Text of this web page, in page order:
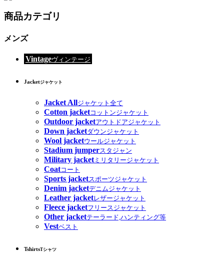
商品カテゴリ
メンズ
Vintageヴィンテージ
Jacketジャケット
Jacket Allジャケット全て
Cotton jacketコットンジャケット
Outdoor jacketアウトドアジャケット
Down jacketダウンジャケット
Wool jacketウールジャケット
Stadium jumperスタジャン
Military jacketミリタリージャケット
Coatコート
Sports jacketスポーツジャケット
Denim jacketデニムジャケット
Leather jacketレザージャケット
Fleece jacketフリースジャケット
Other jacketテーラード,ハンティング等
Vestベスト
TshirtsTシャツ